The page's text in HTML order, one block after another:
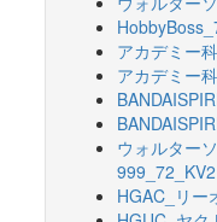
アカデミー
アカデミー
ウォルター
999_72_KV2
HGAC_リー